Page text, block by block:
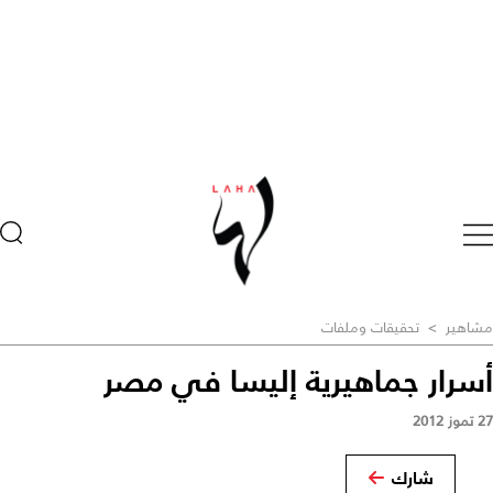
مشاهير > تحقيقات وملفات
أسرار جماهيرية إليسا في مصر
27 تموز 2012
شارك